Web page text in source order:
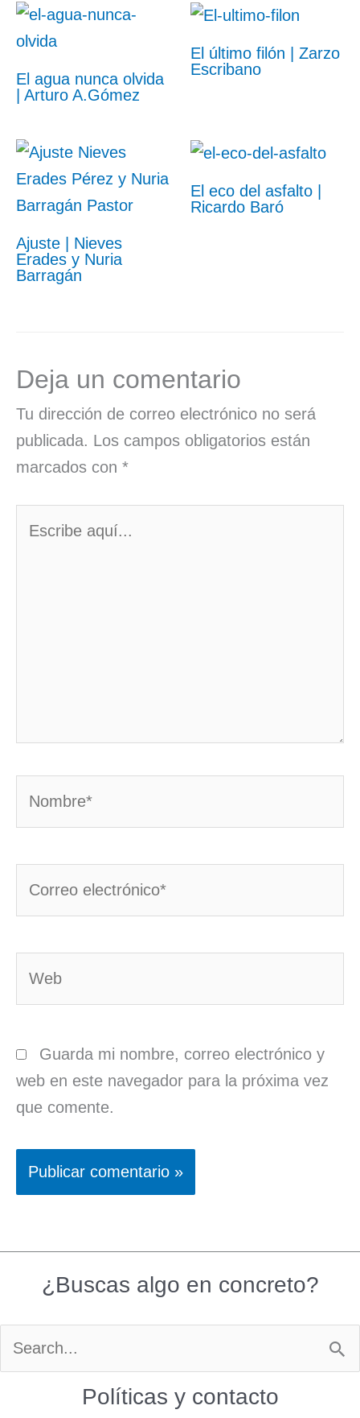
El agua nunca olvida
| Arturo A.Gómez
El último filón | Zarzo
Escribano
Ajuste | Nieves
Erades y Nuria
Barragán
El eco del asfalto |
Ricardo Baró
Deja un comentario
Tu dirección de correo electrónico no será
publicada. Los campos obligatorios están
marcados con *
Guarda mi nombre, correo electrónico y
web en este navegador para la próxima vez
que comente.
¿Buscas algo en concreto?
Buscar
Políticas y contacto